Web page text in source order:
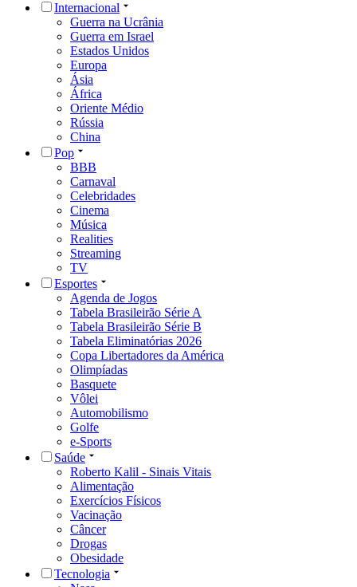
Internacional
Guerra na Ucrânia
Guerra em Israel
Estados Unidos
Europa
Ásia
África
Oriente Médio
Rússia
China
Pop
BBB
Carnaval
Celebridades
Cinema
Música
Realities
Streaming
TV
Esportes
Agenda de Jogos
Tabela Brasileirão Série A
Tabela Brasileirão Série B
Tabela Eliminatórias 2026
Copa Libertadores da América
Olimpíadas
Basquete
Vôlei
Automobilismo
Golfe
e-Sports
Saúde
Roberto Kalil - Sinais Vitais
Alimentação
Exercícios Físicos
Vacinação
Câncer
Drogas
Obesidade
Tecnologia